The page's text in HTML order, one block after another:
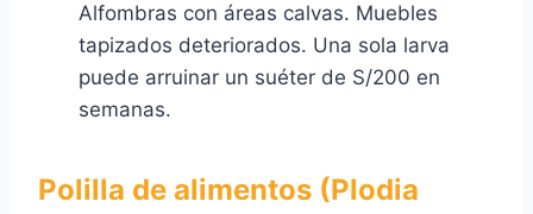
Alfombras con áreas calvas. Muebles
tapizados deteriorados. Una sola larva
puede arruinar un suéter de S/200 en
semanas.
Polilla de alimentos (Plodia